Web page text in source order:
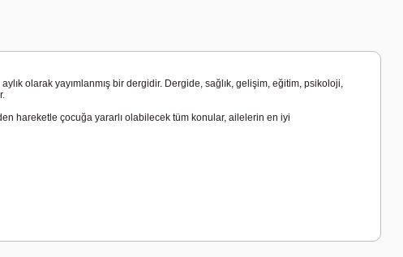
olarak yayımlanmış bir dergidir. Dergide, sağlık, gelişim, eğitim, psikoloji,
hareketle çocuğa yararlı olabilecek tüm konular, ailelerin en iyi